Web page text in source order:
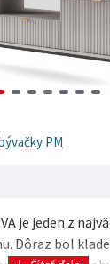
PM
je jeden z
Dôraz bol